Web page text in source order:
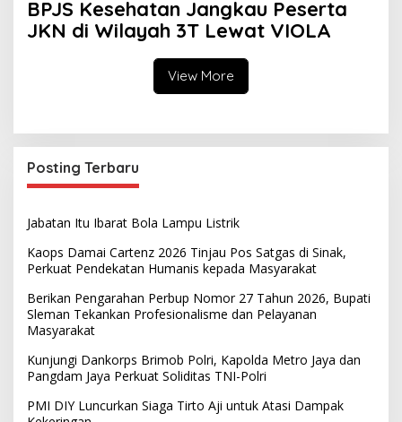
BPJS Kesehatan Jangkau Peserta
JKN di Wilayah 3T Lewat VIOLA
View More
Posting Terbaru
Jabatan Itu Ibarat Bola Lampu Listrik
Kaops Damai Cartenz 2026 Tinjau Pos Satgas di Sinak,
Perkuat Pendekatan Humanis kepada Masyarakat
Berikan Pengarahan Perbup Nomor 27 Tahun 2026, Bupati
Sleman Tekankan Profesionalisme dan Pelayanan
Masyarakat
Kunjungi Dankorps Brimob Polri, Kapolda Metro Jaya dan
Pangdam Jaya Perkuat Soliditas TNI-Polri
PMI DIY Luncurkan Siaga Tirto Aji untuk Atasi Dampak